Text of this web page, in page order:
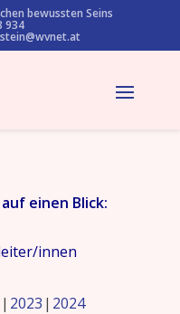
bewussten Seins
934
einen Blick:
innen
2023 2024